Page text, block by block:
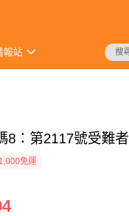
報站
8：第2117號受難者
免運